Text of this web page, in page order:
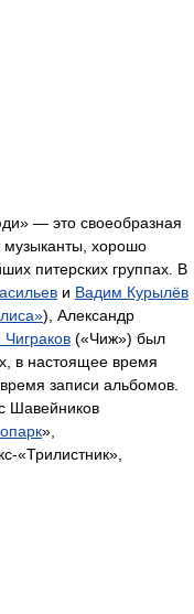
— это своеобразная
музыканты, хорошо
питерских группах. В
и Вадим Курылёв
), Александр
(«Чиж») был
в настоящее время
записи альбомов.
Шавейников
»,
«Трилистник»,